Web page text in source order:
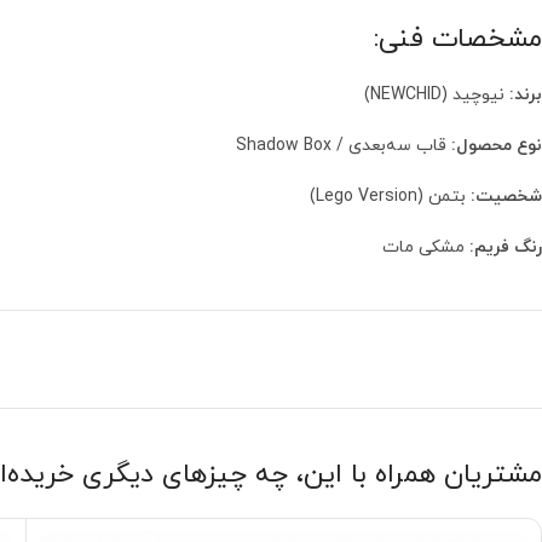
مشخصات فنی:
برند: نیوچید (NEWCHID)
نوع محصول: قاب سه‌بعدی / Shadow Box
شخصیت: بتمن (Lego Version)
رنگ فریم: مشکی مات
مشتریان همراه با این، چه چیزهای دیگری